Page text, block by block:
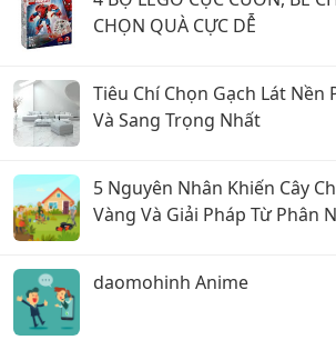
CHỌN QUÀ CỰC DỄ
Tiêu Chí Chọn Gạch Lát Nền
Và Sang Trọng Nhất
5 Nguyên Nhân Khiến Cây
Vàng Và Giải Pháp Từ Phân
daomohinh Anime